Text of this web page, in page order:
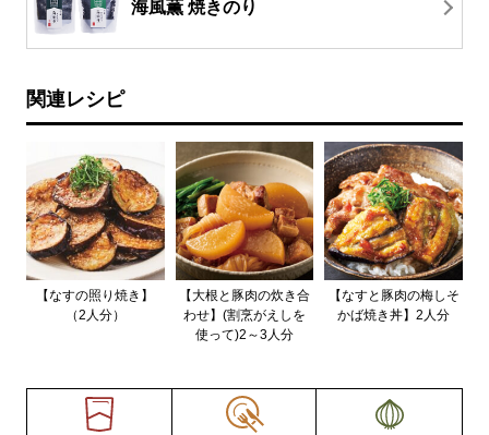
海風薫 焼きのり
関連レシピ
【なすの照り焼き】
（2人分）
【大根と豚肉の炊き合
わせ】(割烹がえしを
使って)2～3人分
【なすと豚肉の梅しそ
かば焼き丼】2人分